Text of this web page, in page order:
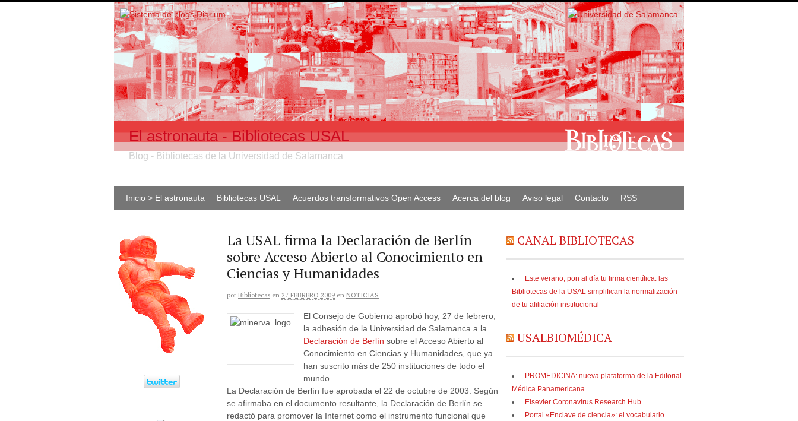
El astronauta - Bibliotecas USAL
Blog - Bibliotecas de la Universidad de Salamanca
Inicio > El astronauta Bibliotecas USAL Acuerdos transformativos Open Access Acerca del blog Aviso legal Contacto RSS
La USAL firma la Declaración de Berlín
sobre Acceso Abierto al Conocimiento en
Ciencias y Humanidades
por Bibliotecas en 27 FEBRERO 2009 en NOTICIAS
El Consejo de Gobierno aprobó hoy, 27 de febrero,
la adhesión de la Universidad de Salamanca a la
Declaración de Berlín sobre el Acceso Abierto al
Conocimiento en Ciencias y Humanidades, que ya
han suscrito más de 250 instituciones de todo el
mundo.
La Declaración de Berlín fue aprobada el 22 de octubre de 2003. Según
se afirmaba en el documento resultante, la Declaración de Berlín se
redactó para promover la Internet como el instrumento funcional que
CANAL BIBLIOTECAS
Este verano, pon al día tu firma científica: las
Bibliotecas de la USAL simplifican la normalización
de tu afiliación institucional
USALBIOMÉDICA
PROMEDICINA: nueva plataforma de la Editorial
Médica Panamericana
Elsevier Coronavirus Research Hub
Portal «Enclave de ciencia»: el vocabulario